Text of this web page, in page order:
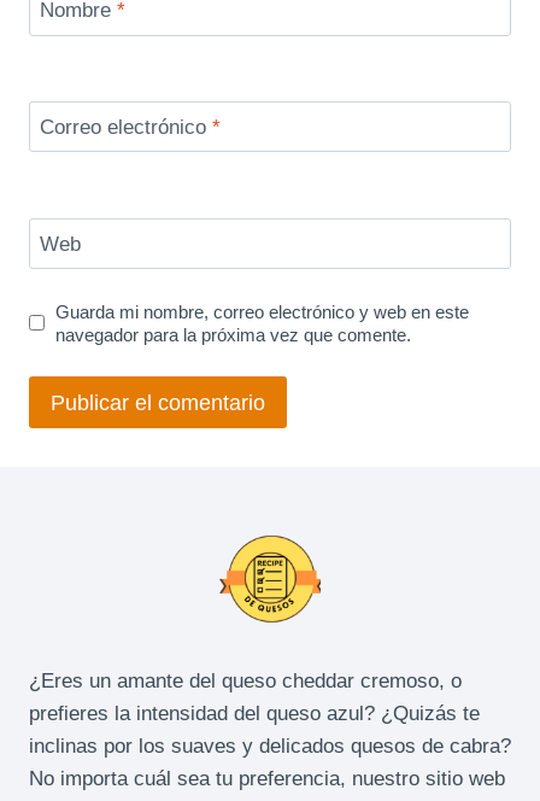
Nombre *
Correo electrónico *
Web
Guarda mi nombre, correo electrónico y web en este
navegador para la próxima vez que comente.
¿Eres un amante del queso cheddar cremoso, o
prefieres la intensidad del queso azul? ¿Quizás te
inclinas por los suaves y delicados quesos de cabra?
No importa cuál sea tu preferencia, nuestro sitio web